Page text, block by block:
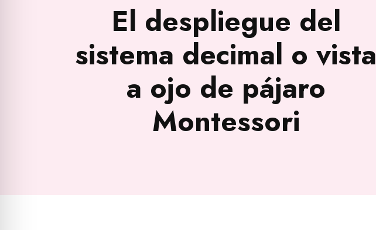
El despliegue del
sistema decimal o vista
a ojo de pájaro
Montessori